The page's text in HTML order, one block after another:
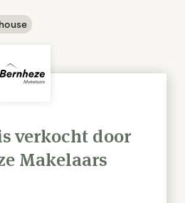
verkocht door
Makelaars